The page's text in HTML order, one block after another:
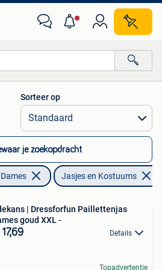
afstanden…
Sorteer op
je zoekopdracht
Jasjes en Kostuums
| Dressforfun Paillettenjas
goud XXL -
Details
Topadvertentie